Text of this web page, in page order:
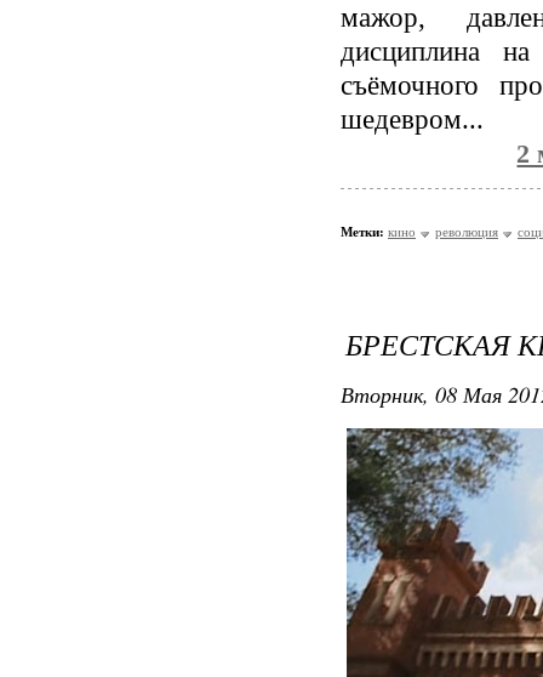
мажор,
дисциплина
съёмочного
шедевром...
2
Метки: кино революция
БРЕСТСКАЯ
Вторник, 08 Мая